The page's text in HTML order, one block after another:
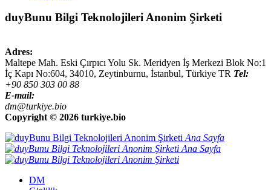
duyBunu Bilgi Teknolojileri Anonim Şirketi
Adres:
Maltepe Mah. Eski Çırpıcı Yolu Sk. Meridyen İş Merkezi Blok No:1
İç Kapı No:604, 34010, Zeytinburnu, İstanbul, Türkiye TR Tel:
+90 850 303 00 88
E-mail:
dm@turkiye.bio
Copyright © 2026 turkiye.bio
Ana Sayfa
Ana Sayfa
DM